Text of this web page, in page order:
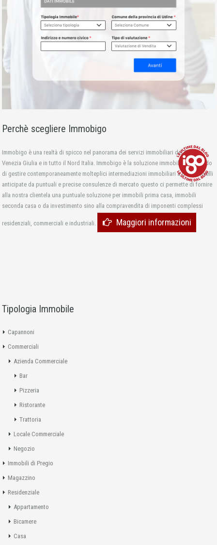
Perchè scegliere Immobigo
Immobigo è una realtà di spicco nel panorama dei servizi immobiliari del Friuli
Venezia Giulia e in tutto il Nord Italia. Immobigo è la soluzione immobiliare, in grado
di gestire contemporaneamente molteplici intermediazioni immobiliari a diversi livelli
anticipate da puntuali e precise consulenze di mercato questo ci permette di fornire
alla nostra clientela una puntuale soluzione per immobili prima casa, immobili
seconda casa o da investimento sino alla compravendita di imponenti complessi
residenziali, commerciali e industriali. Maggiori informazioni
Tipologia Immobile
Capannoni
Commerciali
Azienda Commerciale
Bar
Pizzeria
Ristorante
Trattoria
Locale Commerciale
Negozio
Immobili di Pregio
Magazzino
Residenziale
Appartamento
Bicamere
Casa